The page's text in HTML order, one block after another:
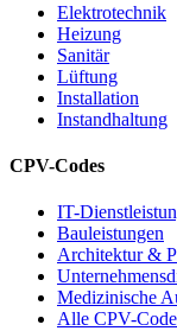
Elektrotechnik
Heizung
Sanitär
Lüftung
Installation
Instandhaltung
CPV-Codes
IT-
Bauleistungen
Architektur &
Medizinische
Alle CPV-